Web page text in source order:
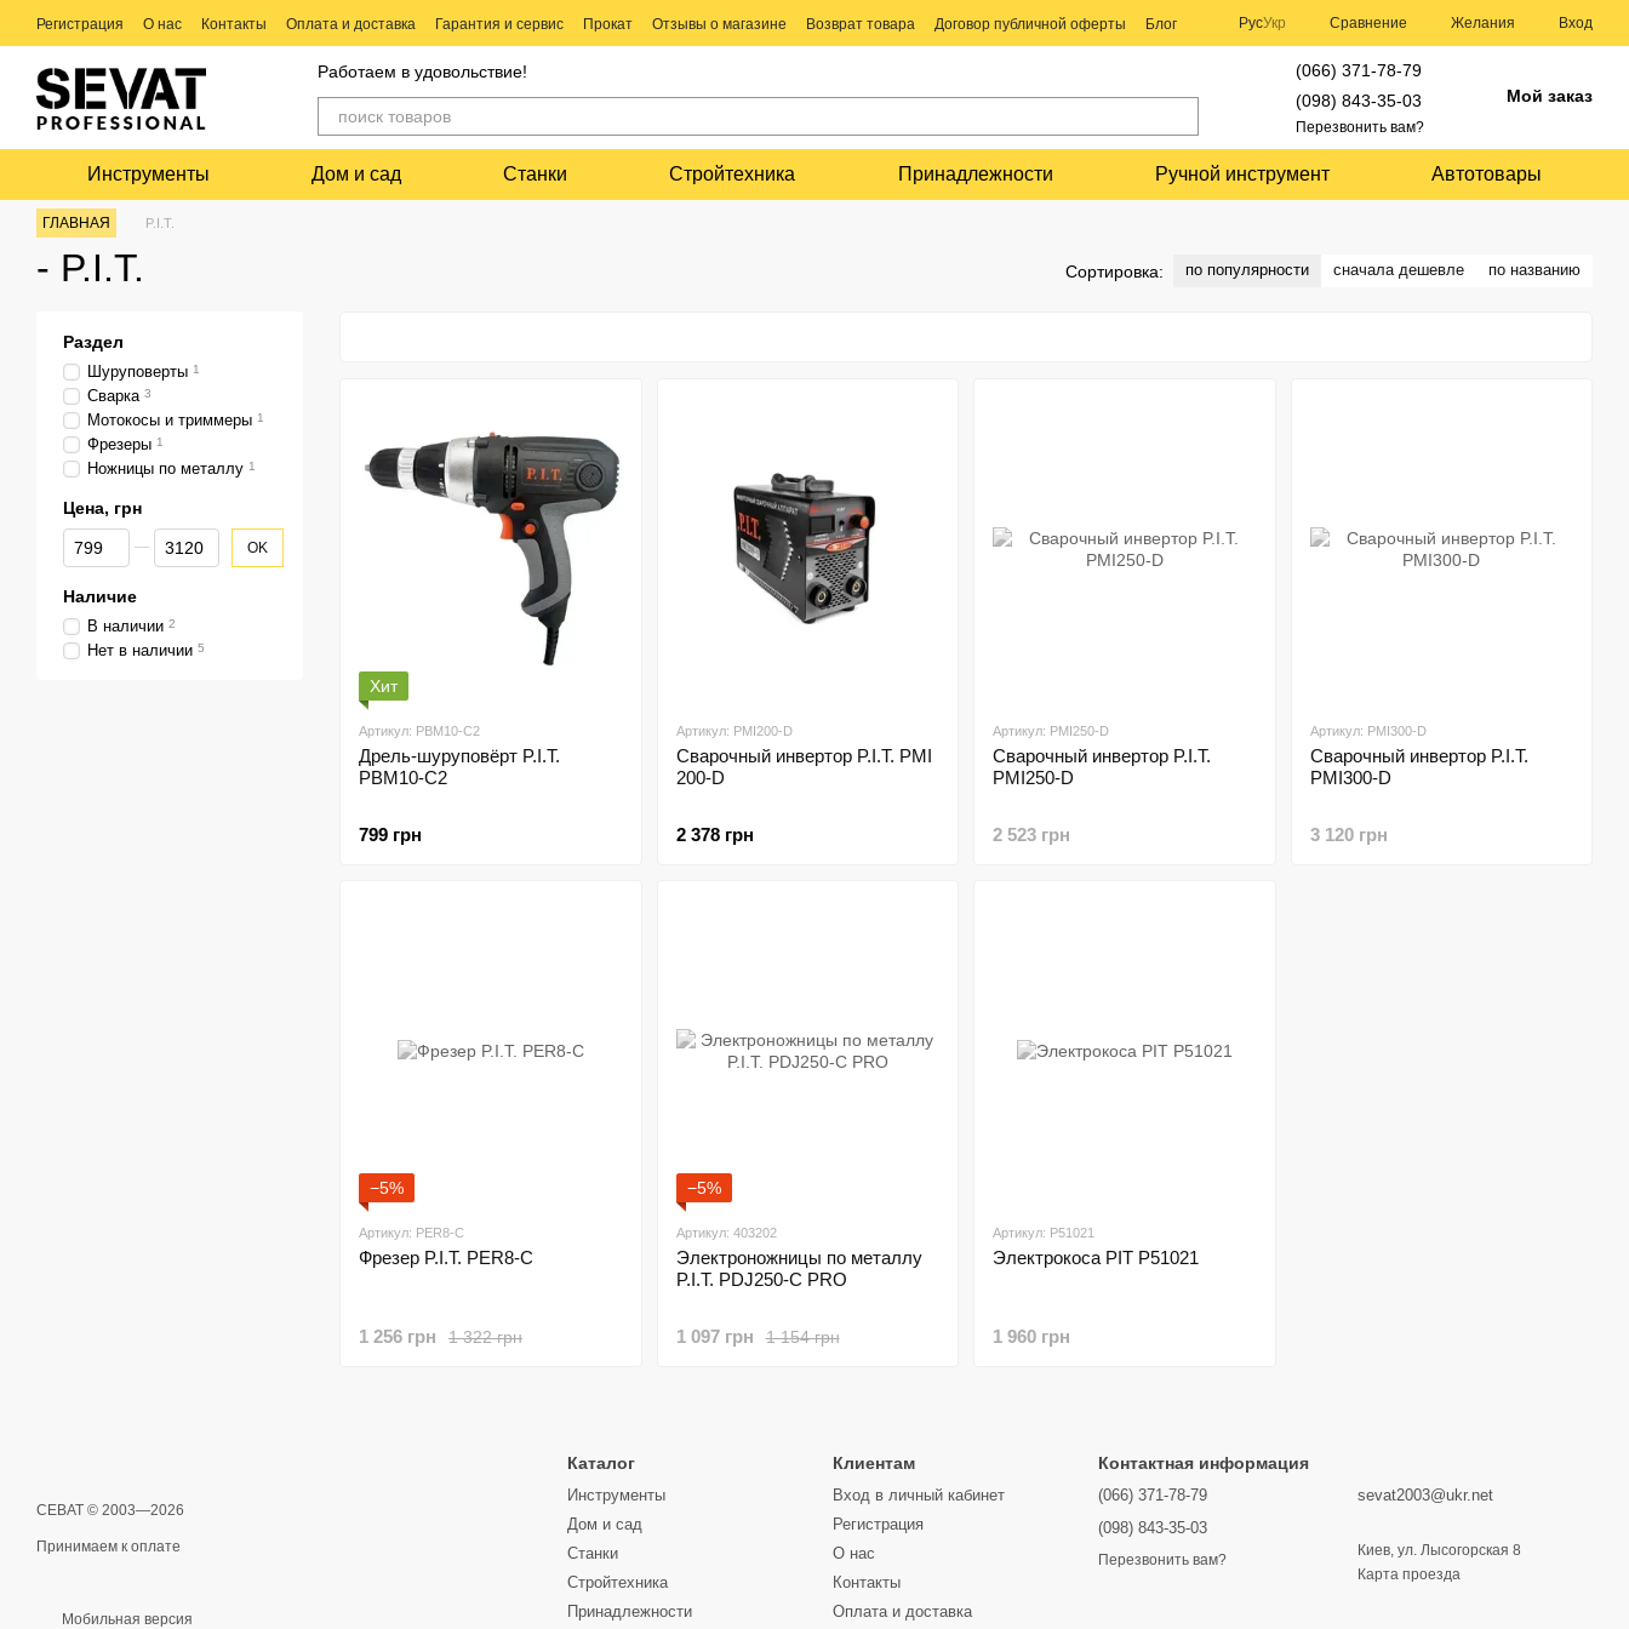
Перейти к основному контенту
Регистрация О нас Контакты Оплата и доставка Гарантия и сервис Прокат Отзывы о магазине Возврат товара Договор публичной оферты
Блог
Ремонт электро и бензо инструмента
РусУкр Сравнение Желания Вход
Работаем в удовольствие!
(066) 371-78-79
(098) 843-35-03
Перезвонить вам?
Мой заказ
Инструменты Дом и сад Станки Стройтехника Принадлежности Ручной инструмент Автотовары
ГЛАВНАЯ P.I.T.
- P.I.T. Сортировка: по популярности сначала дешевле по названию
Хит
Артикул: PBM10-C2
Дрель-шуруповёрт P.I.T.
PBM10-C2
799 грн
Артикул: PMI200-D
Сварочный инвертор P.I.T. PMI
200-D
2 378 грн
Артикул: PMI250-D
Сварочный инвертор P.I.T.
PMI250-D
2 523 грн
Артикул: PMI300-D
Сварочный инвертор P.I.T.
PMI300-D
3 120 грн
−5%
Артикул: PER8-C
Фрезер P.I.T. PER8-C
1 322 грн
1 256 грн
−5%
Артикул: 403202
Электроножницы по металлу
P.I.T. PDJ250-C PRO
1 154 грн
1 097 грн
Артикул: P51021
Электрокоса PIT P51021
1 960 грн
Раздел
Шуруповерты 1
Сварка 3
Мотокосы и триммеры 1
Фрезеры 1
Ножницы по металлу 1
Цена, грн
От Цена, грн
До Цена, грн OK
Наличие
В наличии 2
Нет в наличии 5
СЕВАТ © 2003—2026
Принимаем к оплате
Мобильная версия
Каталог
Инструменты
Дом и сад
Станки
Стройтехника
Принадлежности
Клиентам
Вход в личный кабинет
Регистрация
О нас
Контакты
Оплата и доставка
Контактная информация
(066) 371-78-79
(098) 843-35-03
Перезвонить вам?
sevat2003@ukr.net
Киев, ул. Лысогорская 8
Карта проезда